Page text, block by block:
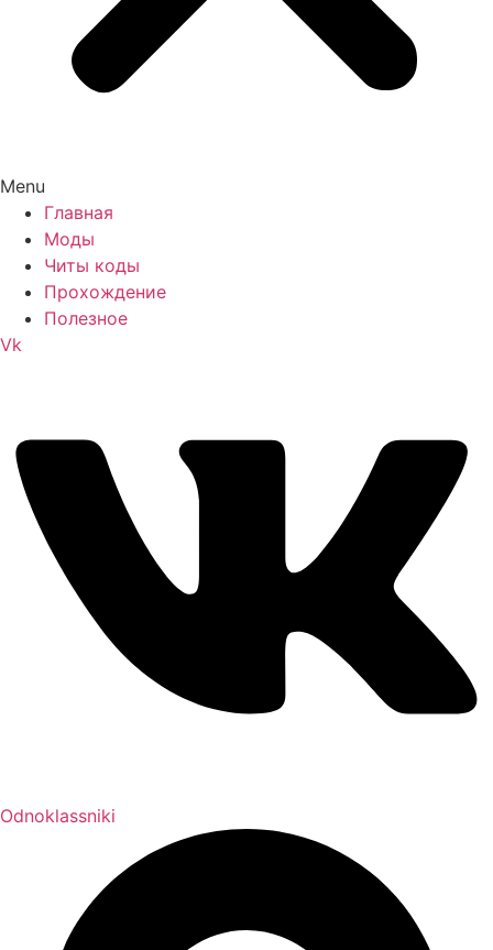
Menu
Главная
Моды
Читы коды
Прохождение
Полезное
Vk
Odnoklassniki